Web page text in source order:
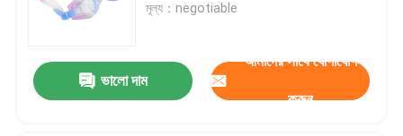
আমাদের সম্পর্কে
কারখানা ভ্রমণ
মূল্য：negotiable
ভালো দাম
আমাদের সাথে যোগাযোগ
করুন